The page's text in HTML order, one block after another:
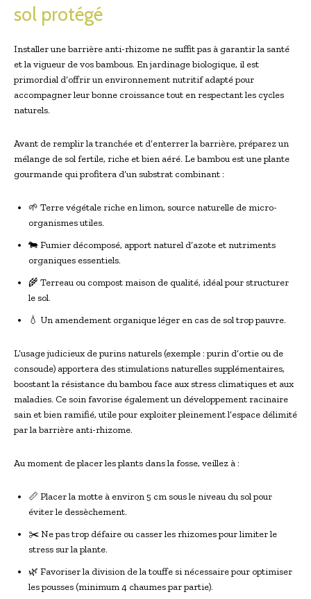
sol protégé
Installer une barrière anti-rhizome ne suffit pas à garantir la santé
et la vigueur de vos bambous. En jardinage biologique, il est
primordial d’offrir un environnement nutritif adapté pour
accompagner leur bonne croissance tout en respectant les cycles
naturels.
Avant de remplir la tranchée et d’enterrer la barrière, préparez un
mélange de sol fertile, riche et bien aéré. Le bambou est une plante
gourmande qui profitera d’un substrat combinant :
🌱 Terre végétale riche en limon, source naturelle de micro-
organismes utiles.
🐄 Fumier décomposé, apport naturel d’azote et nutriments
organiques essentiels.
🌾 Terreau ou compost maison de qualité, idéal pour structurer
le sol.
💧 Un amendement organique léger en cas de sol trop pauvre.
L’usage judicieux de purins naturels (exemple : purin d’ortie ou de
consoude) apportera des stimulations naturelles supplémentaires,
boostant la résistance du bambou face aux stress climatiques et aux
maladies. Ce soin favorise également un développement racinaire
sain et bien ramifié, utile pour exploiter pleinement l’espace délimité
par la barrière anti-rhizome.
Au moment de placer les plants dans la fosse, veillez à :
📏 Placer la motte à environ 5 cm sous le niveau du sol pour
éviter le dessèchement.
✂️ Ne pas trop défaire ou casser les rhizomes pour limiter le
stress sur la plante.
🌿 Favoriser la division de la touffe si nécessaire pour optimiser
les pousses (minimum 4 chaumes par partie).